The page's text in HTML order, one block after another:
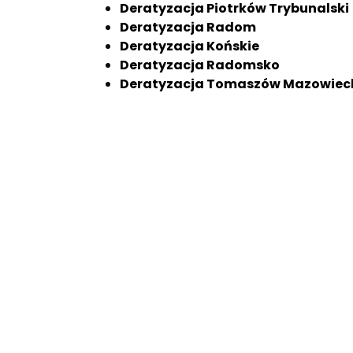
Deratyzacja Piotrków Trybunalski
Deratyzacja Radom
Deratyzacja Końskie
Deratyzacja Radomsko
Deratyzacja Tomaszów